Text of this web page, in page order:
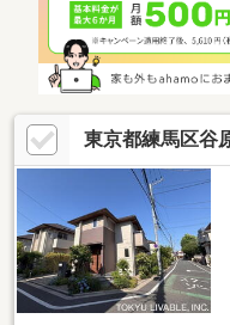
の不動産購入や売却は、福
さい。お問合せ・ご来店を
す。
東京都練馬区谷